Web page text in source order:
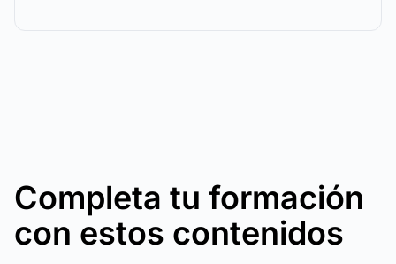
Completa tu formación
con estos contenidos